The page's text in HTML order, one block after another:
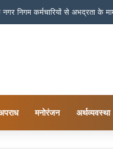
निगम कर्मचारियों से अभद्रता के
मनोरंजन अर्थव्यवस्था